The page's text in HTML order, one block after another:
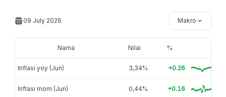
09 July 2026 Makro
Nama Nilai %
Inflasi yoy (Jun) 3,34% +0.26
Inflasi mom (Jun) 0,44% +0.16